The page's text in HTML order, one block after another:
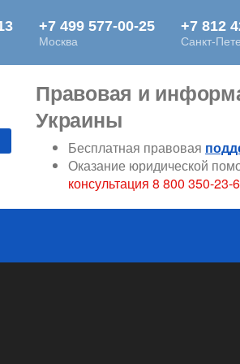
Правовая и
Украины
Бесплатная правовая
Оказание юридической
консультация 8 800 350-